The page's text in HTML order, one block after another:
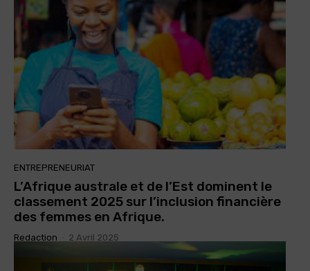
ENTREPRENEURIAT
L’Afrique australe et de l’Est dominent le
classement 2025 sur l’inclusion financière
des femmes en Afrique.
Redaction 2 Avril 2025